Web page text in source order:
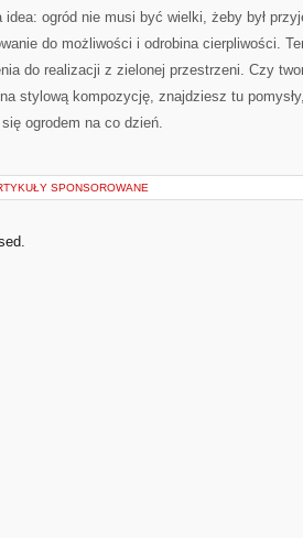
idea: ogród nie musi być wielki, żeby był
do możliwości i odrobina cierpliwości.
do realizacji z zielonej przestrzeni. Czy
stylową kompozycję, znajdziesz tu
ogrodem na co dzień.
SPONSOROWANE